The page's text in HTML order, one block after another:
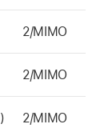
2/MIMO
2/MIMO
2/MIMO